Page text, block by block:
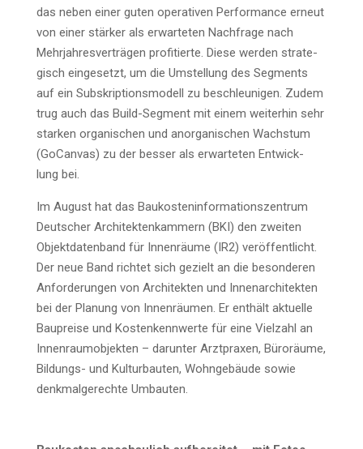
das neben einer guten ope­ra­ti­ven Per­for­mance erneut
von einer stär­ker als erwar­te­ten Nach­fra­ge nach
Mehr­jah­res­ver­trä­gen pro­fi­tier­te. Die­se wer­den stra­te­
gisch ein­ge­setzt, um die Umstel­lung des Seg­ments
auf ein Sub­skrip­ti­ons­mo­dell zu beschleu­ni­gen. Zudem
trug auch das Build-Seg­ment mit einem wei­ter­hin sehr
star­ken orga­ni­schen und anor­ga­ni­schen Wachs­tum
(GoCan­vas) zu der bes­ser als erwar­te­ten Ent­wick­
lung bei.
Im August hat das Bau­kos­ten­in­for­ma­ti­ons­zen­trum
Deut­scher Archi­tek­ten­kam­mern (BKI) den zwei­ten
Objekt­da­ten­band für Innen­räu­me (IR2) ver­öf­fent­licht.
Der neue Band rich­tet sich gezielt an die beson­de­ren
Anfor­de­run­gen von Archi­tek­ten und Innen­ar­chi­tek­ten
bei der Pla­nung von Innen­räu­men. Er ent­hält aktu­el­le
Bau­prei­se und Kos­ten­kenn­wer­te für eine Viel­zahl an
Innen­raum­ob­jek­ten – dar­un­ter Arzt­pra­xen, Büro­räu­me,
Bil­dungs- und Kul­tur­bau­ten, Wohn­ge­bäu­de sowie
denk­mal­ge­rech­te Umbauten.